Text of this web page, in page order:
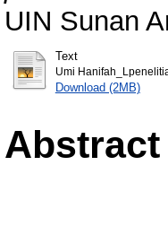
UIN Sunan
Text
Umi
Download (2MB)
Abstract